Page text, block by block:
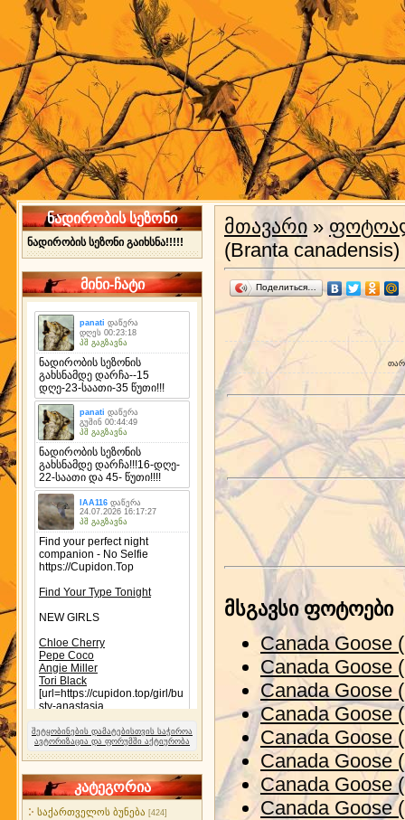
ნადირობის სეზონი
ნადირობის სეზონი გაიხსნა!!!!!
მინი-ჩატი
შეტყობინების დამატებისთვის საჭიროა
ავტორიზაცია და ფორუმში აქტიურობა
კატეგორია
საქართველოს ბუნება [424]
მთავარი »
(Branta canadensis)
Поделиться…
მსგავსი ფოტოები
Canada Goose
Canada Goose
Canada Goose
Canada Goose
Canada Goose
Canada Goose
Canada Goose
Canada Goose